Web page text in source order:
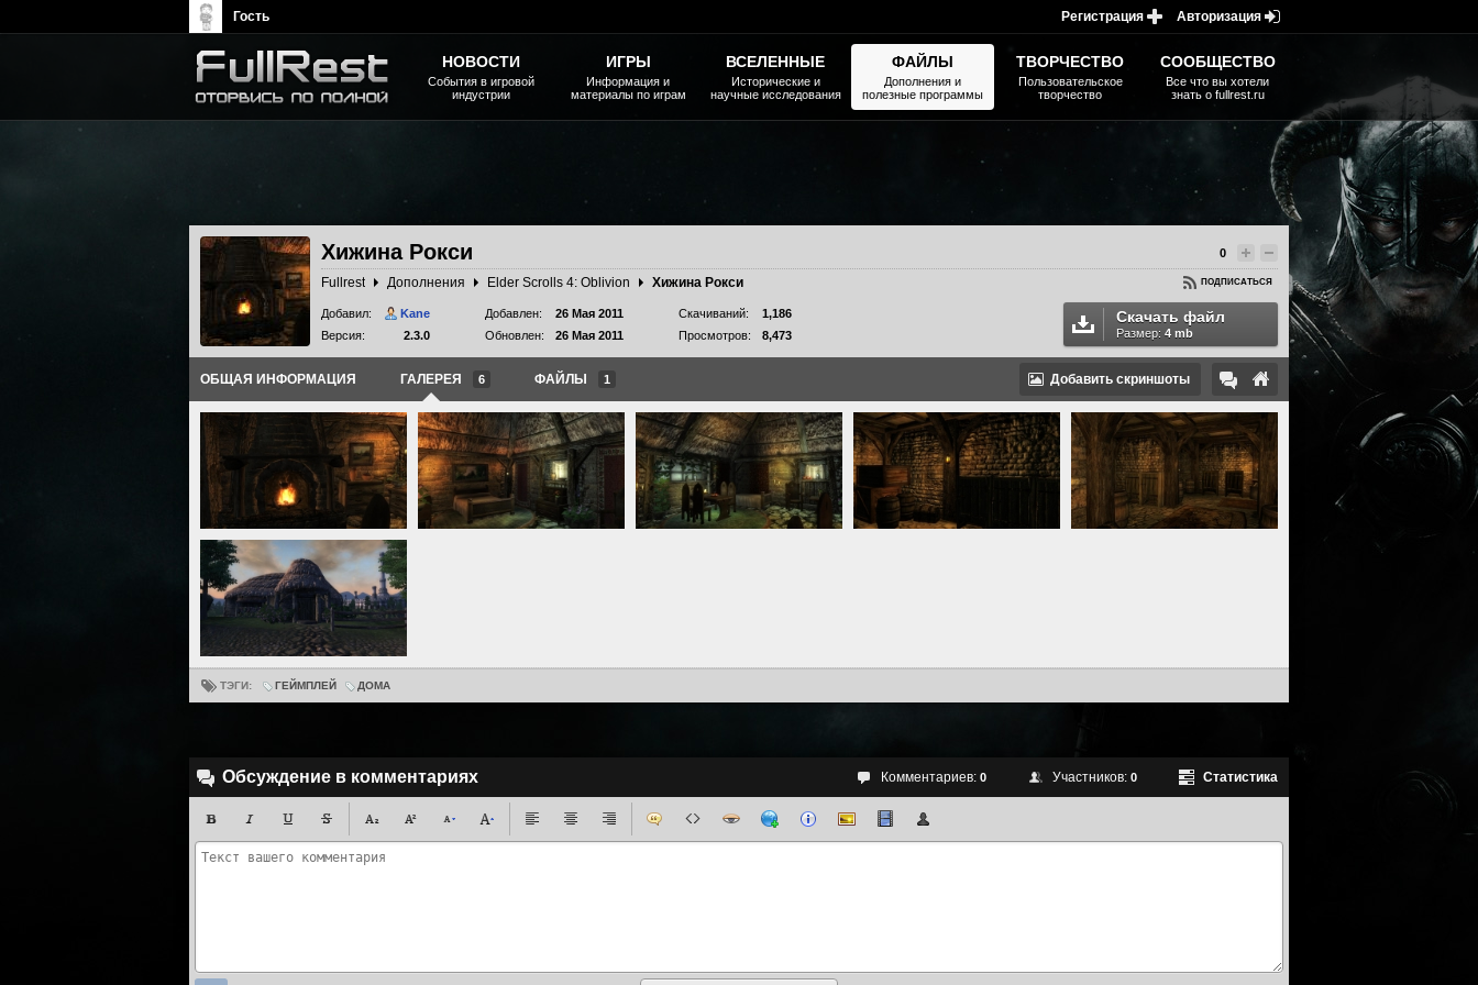
0
ПОДПИСАТЬСЯ
Хижина Рокси
Fullrest Дополнения Elder Scrolls 4: Oblivion Хижина Рокси
Скачать файл
Размер: 4 mb
Добавил:
Kane
Версия:
2.3.0
Добавлен:
26 Мая 2011
Обновлен:
26 Мая 2011
Скачиваний:
1,186
Просмотров:
8,473
ОБЩАЯ ИНФОРМАЦИЯ ГАЛЕРЕЯ 6 ФАЙЛЫ 1 Добавить скриншоты
ТЭГИ: ГЕЙМПЛЕЙ ДОМА
Комментариев: 0 Участников: 0 Статистика
Обсуждение в комментариях
НОВОСТИ
События в игровой
индустрии
ИГРЫ
Информация и
материалы по играм
ВСЕЛЕННЫЕ
Исторические и
научные исследования
ФАЙЛЫ
Дополнения и
полезные программы
ТВОРЧЕСТВО
Пользовательское
творчество
СООБЩЕСТВО
Все что вы хотели
знать о fullrest.ru
Авторизация
Регистрация
Гость